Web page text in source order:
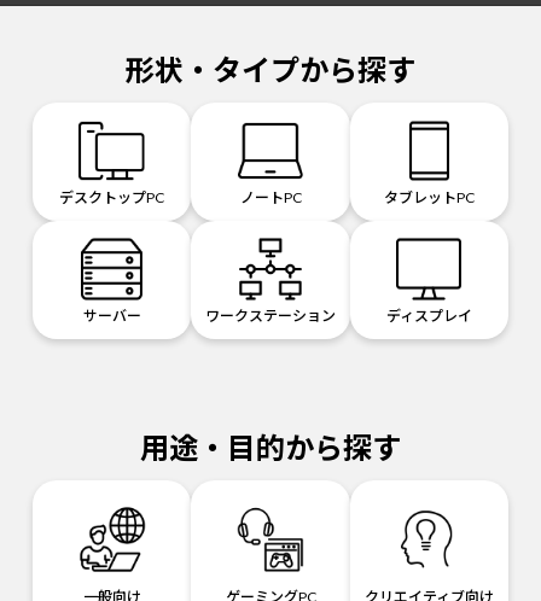
形状・タイプから探す
デスクトップPC ノートPC タブレットPC
サーバー ワークステーション ディスプレイ
用途・目的から探す
一般向け
ゲーミングPC
クリエイティブ向け